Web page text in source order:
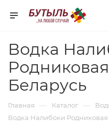
Водка
Беларусь
Главная — Каталог —
Водка Налибоки Родниковая